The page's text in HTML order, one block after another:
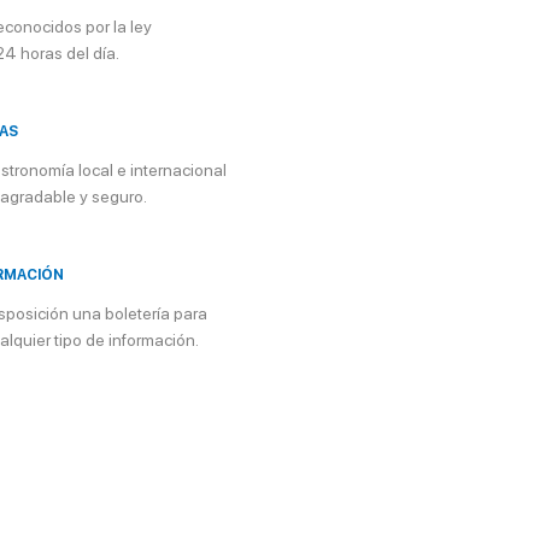
por la ley
horas del día.
local e internacional
y seguro.
una boletería para
tipo de información.